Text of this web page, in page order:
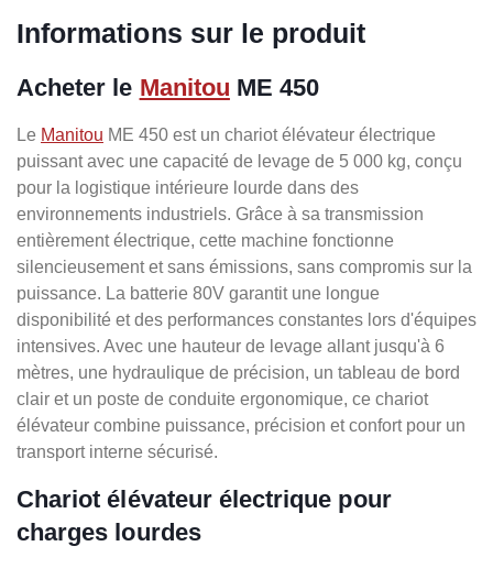
Informations sur le produit
Acheter le Manitou ME 450
Le Manitou ME 450 est un chariot élévateur électrique
puissant avec une capacité de levage de 5 000 kg, conçu
pour la logistique intérieure lourde dans des
environnements industriels. Grâce à sa transmission
entièrement électrique, cette machine fonctionne
silencieusement et sans émissions, sans compromis sur la
puissance. La batterie 80V garantit une longue
disponibilité et des performances constantes lors d'équipes
intensives. Avec une hauteur de levage allant jusqu'à 6
mètres, une hydraulique de précision, un tableau de bord
clair et un poste de conduite ergonomique, ce chariot
élévateur combine puissance, précision et confort pour un
transport interne sécurisé.
Chariot élévateur électrique pour
charges lourdes